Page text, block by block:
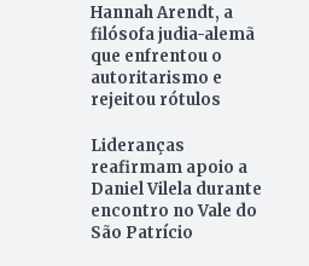
Hannah Arendt, a
filósofa judia-alemã
que enfrentou o
autoritarismo e
rejeitou rótulos
Lideranças
reafirmam apoio a
Daniel Vilela durante
encontro no Vale do
São Patrício